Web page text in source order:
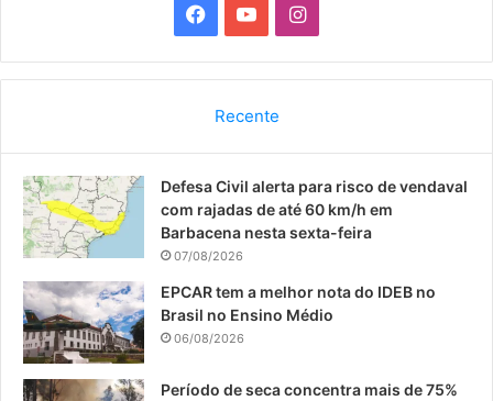
a
b
o
k
o
u
b
I
n
a
g
a
Recente
Defesa Civil alerta para risco de vendaval
com rajadas de até 60 km/h em
Barbacena nesta sexta-feira
07/08/2026
EPCAR tem a melhor nota do IDEB no
Brasil no Ensino Médio
06/08/2026
Período de seca concentra mais de 75%